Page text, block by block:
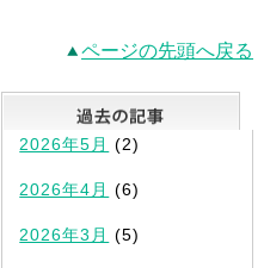
ページの先頭へ戻る
最新記事一覧
2026年5月 (2)
2026年4月 (6)
2026年3月 (5)